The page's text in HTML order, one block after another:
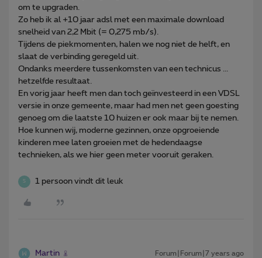
om te upgraden.
Zo heb ik al +10 jaar adsl met een maximale download
snelheid van 2,2 Mbit (= 0,275 mb/s).
Tijdens de piekmomenten, halen we nog niet de helft, en
slaat de verbinding geregeld uit.
Ondanks meerdere tussenkomsten van een technicus ...
hetzelfde resultaat.
En vorig jaar heeft men dan toch geïnvesteerd in een VDSL
versie in onze gemeente, maar had men net geen goesting
genoeg om die laatste 10 huizen er ook maar bij te nemen.
Hoe kunnen wij, moderne gezinnen, onze opgroeiende
kinderen mee laten groeien met de hedendaagse
technieken, als we hier geen meter vooruit geraken.
S 1 persoon vindt dit leuk
Martin Forum|Forum|7 years ago